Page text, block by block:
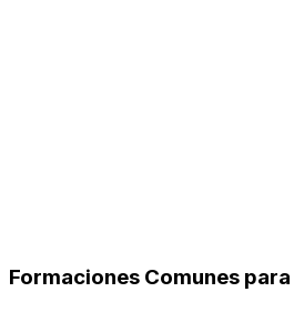
Formaciones Comunes